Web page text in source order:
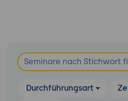
Durchführungsart